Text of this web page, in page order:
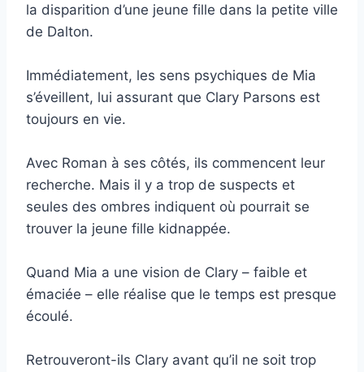
la disparition d’une jeune fille dans la petite ville
de Dalton.
Immédiatement, les sens psychiques de Mia
s’éveillent, lui assurant que Clary Parsons est
toujours en vie.
Avec Roman à ses côtés, ils commencent leur
recherche. Mais il y a trop de suspects et
seules des ombres indiquent où pourrait se
trouver la jeune fille kidnappée.
Quand Mia a une vision de Clary – faible et
émaciée – elle réalise que le temps est presque
écoulé.
Retrouveront-ils Clary avant qu’il ne soit trop